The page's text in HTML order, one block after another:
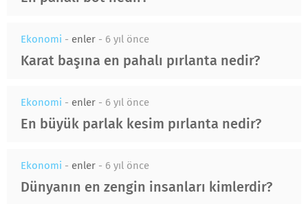
Ekonomi - enler - 6 yıl önce
Karat başına en pahalı pırlanta nedir?
Ekonomi - enler - 6 yıl önce
En büyük parlak kesim pırlanta nedir?
Ekonomi - enler - 6 yıl önce
Dünyanın en zengin insanları kimlerdir?